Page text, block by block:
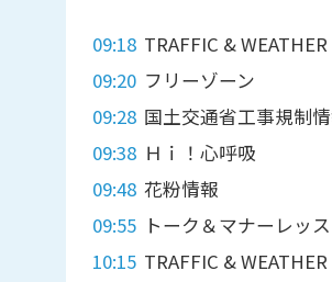
09:18 TRAFFIC & WEATHER
09:20 フリーゾーン
09:28 国土交通省工事規制
09:38 Ｈｉ！心呼吸
09:48 花粉情報
09:55 トーク＆マナーレッ
10:15 TRAFFIC & WEATHER